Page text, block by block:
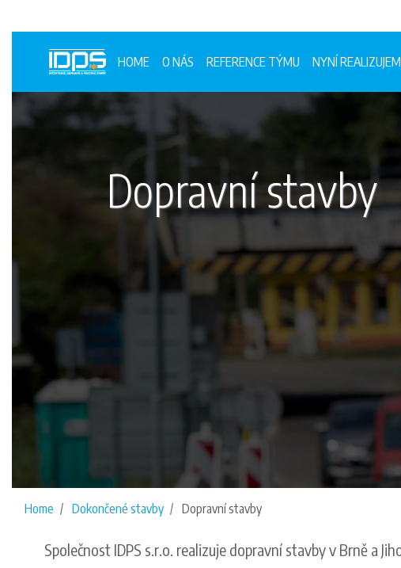
HOME O NÁS REFERENCE TÝMU NYNÍ
Dopravní stavby
Home Dokončené stavby Dopravní stavby
Společnost IDPS s.r.o. realizuje dopravní stavby v Brně a